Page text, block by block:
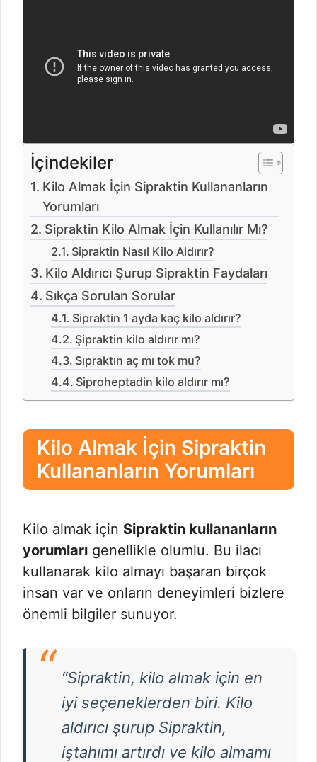
İçindekiler
Kilo Almak İçin Sipraktin Kullananların
Yorumları
Sipraktin Kilo Almak İçin Kullanılır Mı?
Sipraktin Nasıl Kilo Aldırır?
Kilo Aldırıcı Şurup Sipraktin Faydaları
Sıkça Sorulan Sorular
Sipraktin 1 ayda kaç kilo aldırır?
Şipraktin kilo aldırır mı?
Sıpraktın aç mı tok mu?
Siproheptadin kilo aldırır mı?
Kilo Almak İçin Sipraktin
Kullananların Yorumları
Kilo almak için Sipraktin kullananların
yorumları genellikle olumlu. Bu ilacı
kullanarak kilo almayı başaran birçok
insan var ve onların deneyimleri bizlere
önemli bilgiler sunuyor.
“Sipraktin, kilo almak için en
iyi seçeneklerden biri. Kilo
aldırıcı şurup Sipraktin,
iştahımı artırdı ve kilo almamı